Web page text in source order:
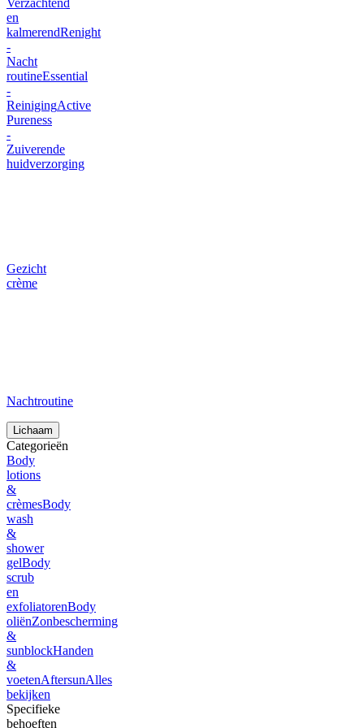
Verzachtend
en
kalmerendRenight
-
Nacht
routineEssential
-
ReinigingActive
Pureness
-
Zuiverende
huidverzorging
Gezicht
crème
Nachtroutine
Lichaam
Categorieën
Body
lotions
&
crèmesBody
wash
&
shower
gelBody
scrub
en
exfoliatorenBody
oliënZonbescherming
&
sunblockHanden
&
voetenAftersunAlles
bekijken
Specifieke
behoeften